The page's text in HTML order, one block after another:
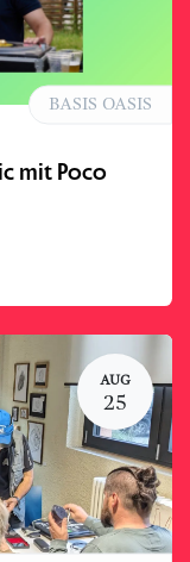
mit Poco
BASIS OASIS
AUG
25